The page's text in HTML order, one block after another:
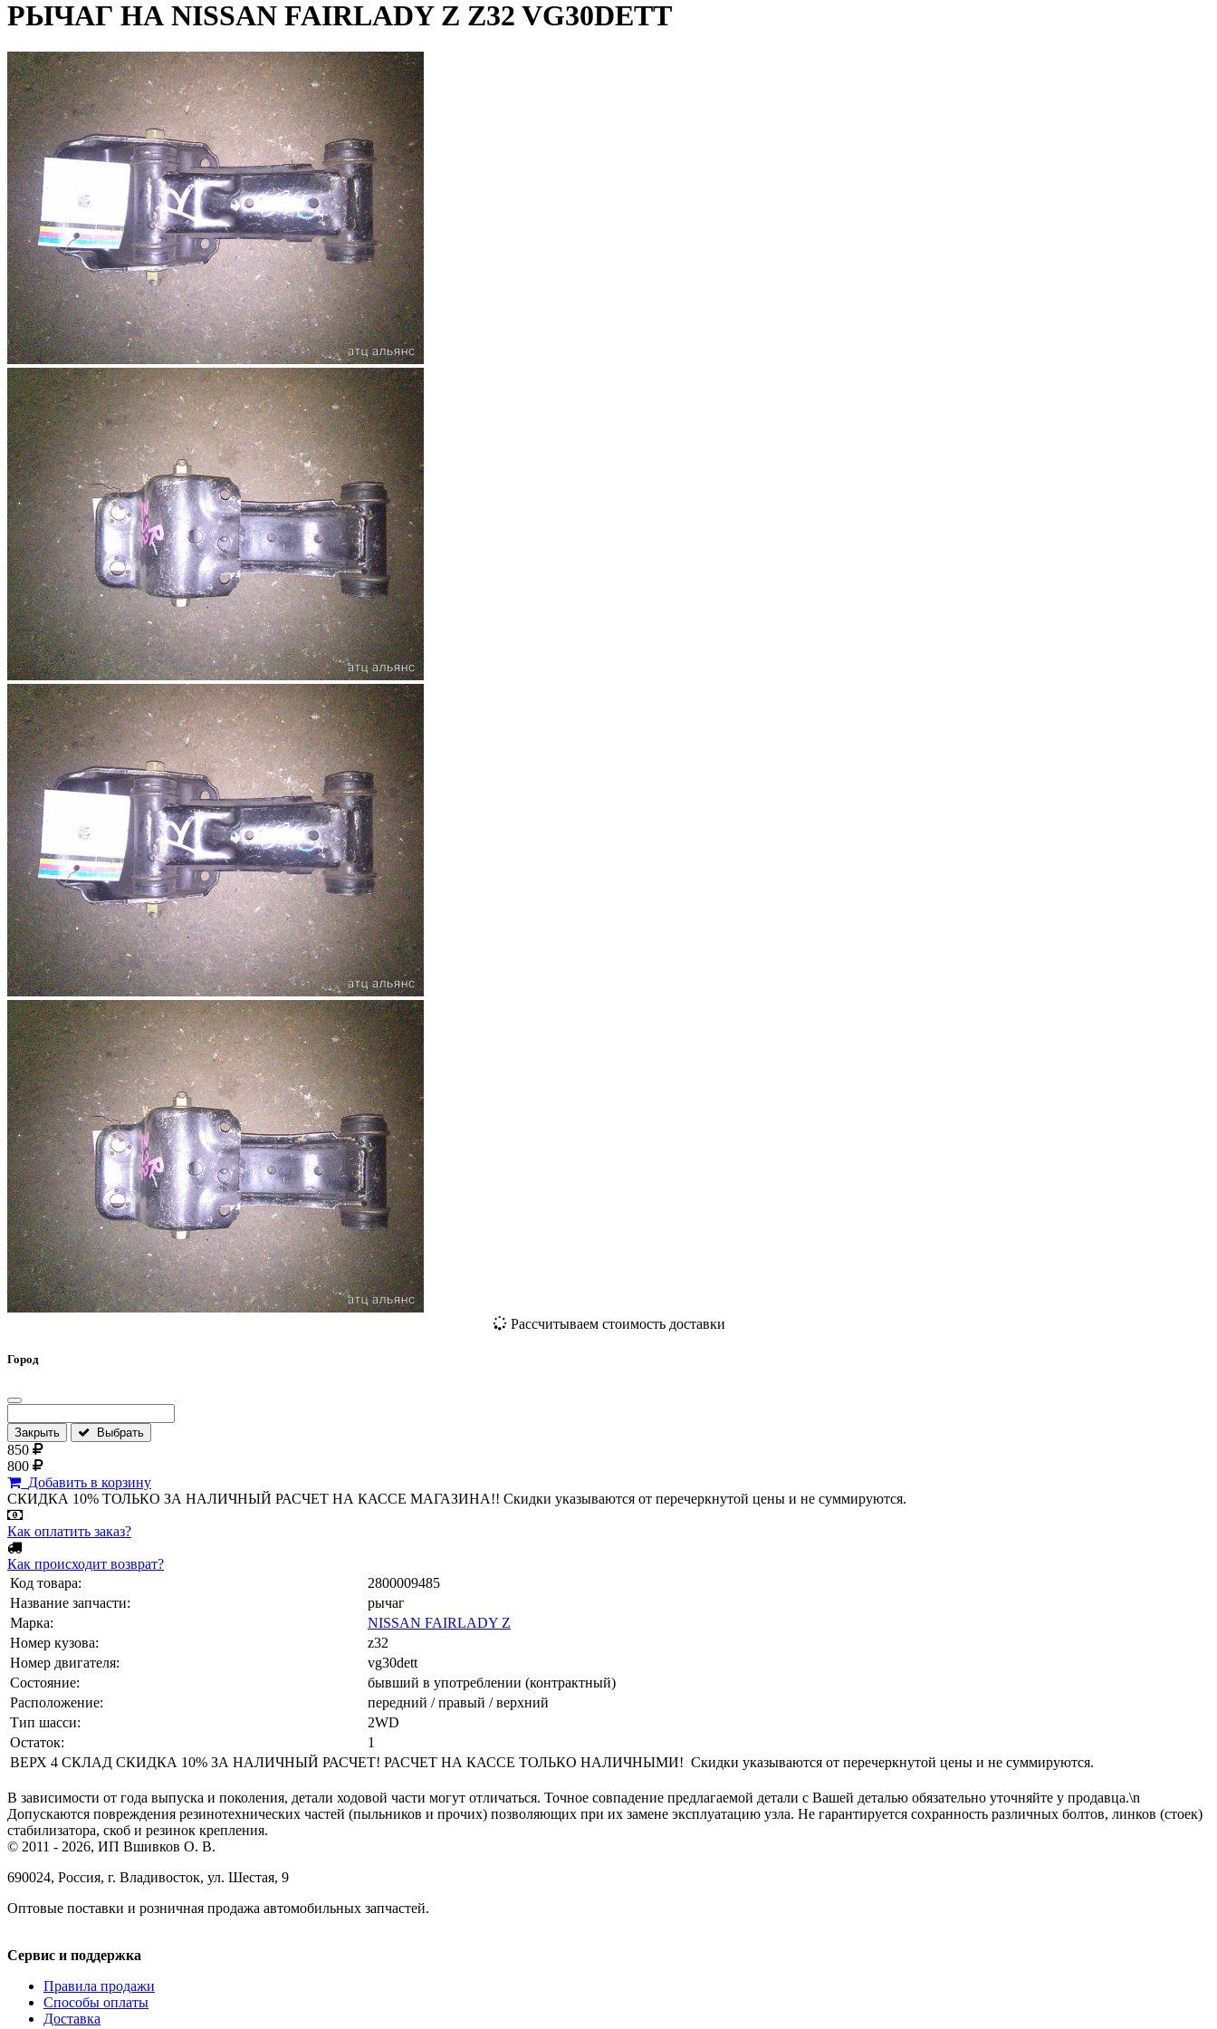
РЫЧАГ НА NISSAN FAIRLADY Z Z32 VG30DETT
Рассчитываем стоимость доставки
Город
Закрыть Выбрать
850
800
Добавить в корзину
СКИДКА 10% ТОЛЬКО ЗА НАЛИЧНЫЙ РАСЧЕТ НА КАССЕ МАГАЗИНА!! Скидки указываются от перечеркнутой цены и не суммируются.
Как оплатить заказ?
Как происходит возврат?
Код товара:
2800009485
Название запчасти:
рычаг
Марка:
NISSAN FAIRLADY Z
Номер кузова:
z32
Номер двигателя:
vg30dett
Состояние:
бывший в употреблении (контрактный)
Расположение:
передний / правый / верхний
Тип шасси:
2WD
Остаток:
1
ВЕРХ 4 СКЛАД СКИДКА 10% ЗА НАЛИЧНЫЙ РАСЧЕТ! РАСЧЕТ НА КАССЕ ТОЛЬКО НАЛИЧНЫМИ! Скидки указываются от перечеркнутой цены и не суммируются.
В зависимости от года выпуска и поколения, детали ходовой части могут отличаться. Точное совпадение предлагаемой детали с Вашей деталью обязательно уточняйте у продавца.\n
Допускаются повреждения резинотехнических частей (пыльников и прочих) позволяющих при их замене эксплуатацию узла. Не гарантируется сохранность различных болтов, линков (стоек)
стабилизатора, скоб и резинок крепления.
© 2011 - 2026, ИП Вшивков О. В.
690024, Россия, г. Владивосток, ул. Шестая, 9
Оптовые поставки и розничная продажа автомобильных запчастей.
Сервис и поддержка
Правила продажи
Способы оплаты
Доставка